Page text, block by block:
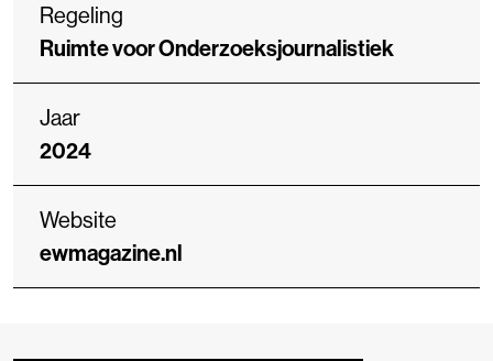
Regeling
Ruimte voor Onderzoeksjournalistiek
Jaar
2024
Website
ewmagazine.nl